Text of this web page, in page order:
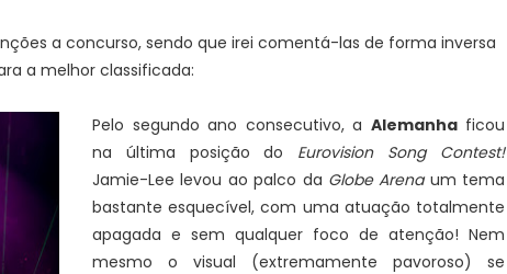
a concurso, sendo que irei comentá-las de forma inversa
a melhor classificada:
Pelo segundo ano consecutivo, a Alemanhaficou
na última posição do Eurovision Song Contest!
Jamie-Lee levou ao palco da Globe Arenaum tema
bastante esquecível, com uma atuação totalmente
apagada e sem qualquer foco de atenção! Nem
mesmo o visual (extremamente pavoroso) se